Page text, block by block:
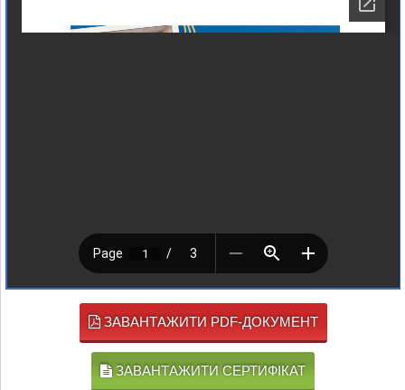
ЗАВАНТАЖИТИ PDF-ДОКУМЕНТ
ЗАВАНТАЖИТИ СЕРТИФІКАТ